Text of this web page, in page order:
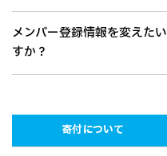
メンバー登録情報を変えた
すか？
寄付について